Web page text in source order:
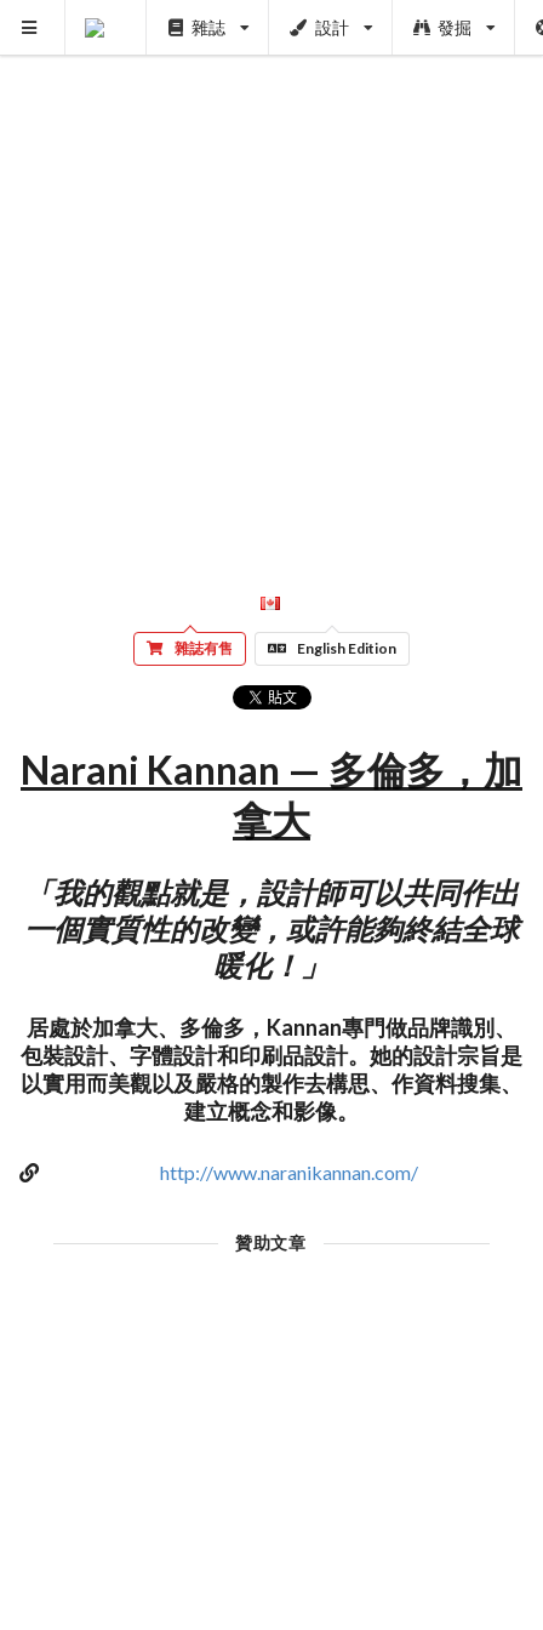
雜誌 設計 發掘
雜誌有售 English Edition
Narani Kannan — 多倫多，加
拿大
「我的觀點就是，設計師可以共同作出
一個實質性的改變，或許能夠終結全球
暖化！」
居處於加拿大、多倫多，Kannan專門做品牌識別、
包裝設計、字體設計和印刷品設計。她的設計宗旨是
以實用而美觀以及嚴格的製作去構思、作資料搜集、
建立概念和影像。
http://www.naranikannan.com/
贊助文章